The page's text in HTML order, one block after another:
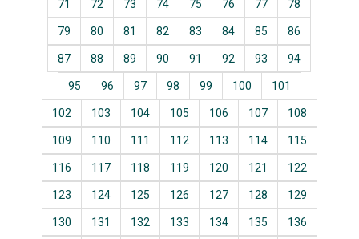
71 72 73 74 75 76 77 78
79 80 81 82 83 84 85 86
87 88 89 90 91 92 93 94
95 96 97 98 99 100 101
102 103 104 105 106 107 108
109 110 111 112 113 114 115
116 117 118 119 120 121 122
123 124 125 126 127 128 129
130 131 132 133 134 135 136